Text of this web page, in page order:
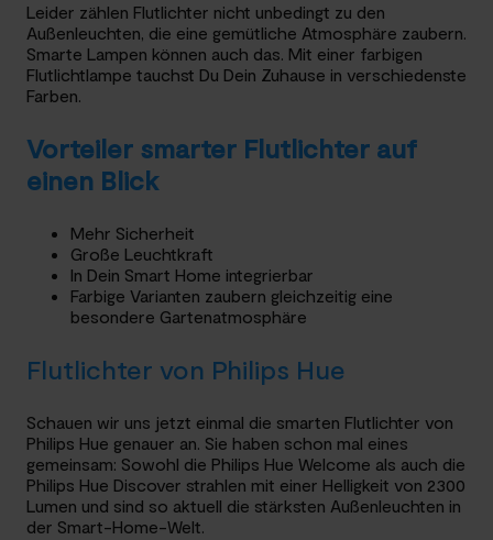
Leider zählen Flutlichter nicht unbedingt zu den
Außenleuchten, die eine gemütliche Atmosphäre zaubern.
Smarte Lampen können auch das. Mit einer farbigen
Flutlichtlampe tauchst Du Dein Zuhause in verschiedenste
Farben.
Vorteiler smarter Flutlichter auf
einen Blick
Mehr Sicherheit
Große Leuchtkraft
In Dein Smart Home integrierbar
Farbige Varianten zaubern gleichzeitig eine
besondere Gartenatmosphäre
Flutlichter von Philips Hue
Schauen wir uns jetzt einmal die smarten Flutlichter von
Philips Hue genauer an. Sie haben schon mal eines
gemeinsam: Sowohl die Philips Hue Welcome als auch die
Philips Hue Discover strahlen mit einer Helligkeit von 2300
Lumen und sind so aktuell die stärksten Außenleuchten in
der Smart-Home-Welt.